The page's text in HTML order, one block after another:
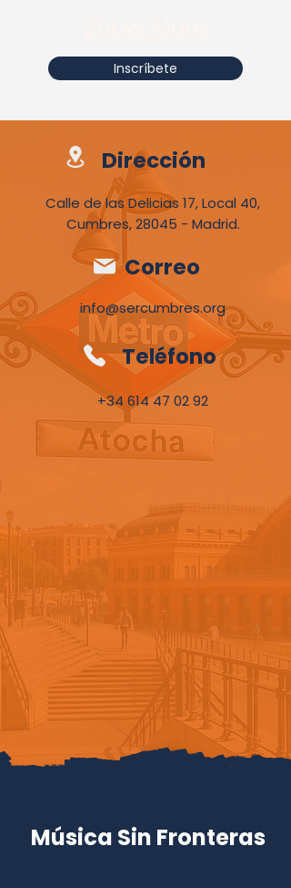
Inscríbete
Dirección
Calle de las Delicias 17, Local 40,
Cumbres, 28045 - Madrid.
Correo
info@sercumbres.org
Teléfono
+34 614 47 02 92
Música Sin Fronteras